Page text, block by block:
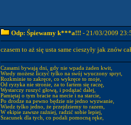
Odp: Śpiewamy k***a!!! - 21/03/2009
czasem to aż się usta same cieszyły jak znów
Czasami bywają dni, gdy nie wpada żaden kwit,
Wtedy możesz liczyć tylko na swój wyuczony spryt,
Rozkminie to zakręce, co wykręce to moje,
Od ryzyka nie stronie, za to fartem się raczę,
Wystarczy ruszyć głową, i podążać dalej,
Pamiętaj o tym bracie na mecie i na starcie,
Po drodze na pewno będzie nie jedno wyzwanie,
Wiedz tylko jedno, że przejdziemy to razem,
W ekipie zawsze raźniej, radzić sobie lepiej,
Szacunek dla tych, co podali pomocną ręke,